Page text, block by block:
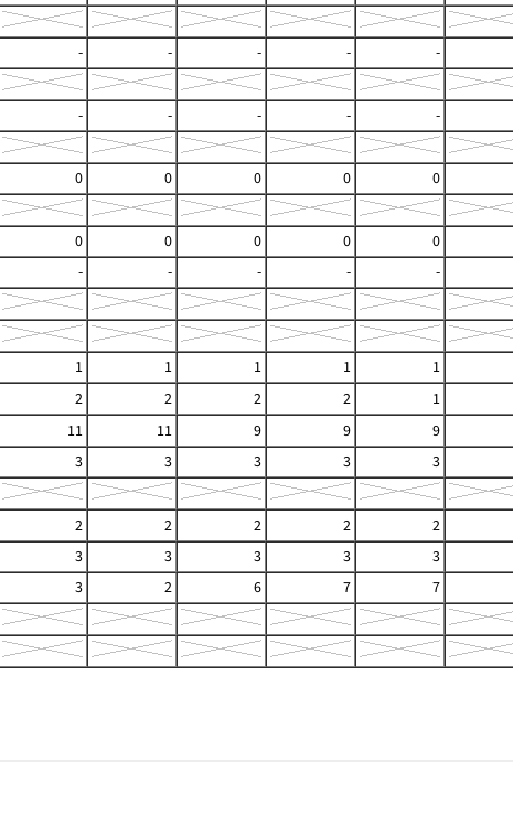
- - - -
-
- - - -
-
0 0 0 0
0
0 0 0 0
0
- - - -
-
1 1 1 1
1
2 2 2 2
1
11 11 9 9
9
3 3 3 3
3
2 2 2 2
2
3 3 3 3
3
3 2 6 7
7